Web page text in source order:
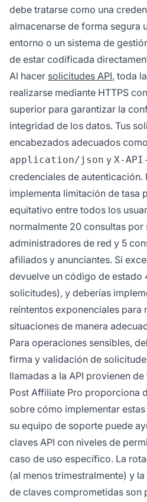
debe tratarse como una
almacenarse de forma segura
entorno o un sistema de
de estar codificada
Al hacer solicitudes API, toda
realizarse mediante HTTPS
superior para garantizar la
integridad de los datos. Tus
encabezados adecuados como
application/json y X-
credenciales de autenticación.
implementa limitación de tasa
equitativo entre todos los
normalmente 20 consultas por
administradores de red y 5
afiliados y anunciantes. Si
devuelve un código de estado
solicitudes), y deberías
reintentos exponenciales para
situaciones de manera
Para operaciones sensibles,
firma y validación de
llamadas a la API provienen
Post Affiliate Pro proporciona
sobre cómo implementar
su equipo de soporte puede
claves API con niveles de
caso de uso específico. La
(al menos trimestralmente) y
de claves comprometidas son